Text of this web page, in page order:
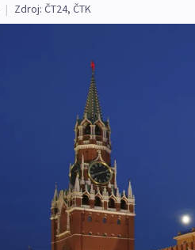
| Zdroj: ČT24, ČTK